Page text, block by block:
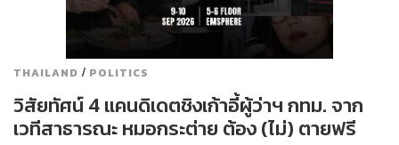
THAILAND / POLITICS
วิสัยทัศน์ 4 แคนดิเดตชิงเก้าอี้ผู้ว่าฯ กทม. จาก
เวทีสาธารณะ หมอกระต่าย ต้อง (ไม่) ตายฟรี